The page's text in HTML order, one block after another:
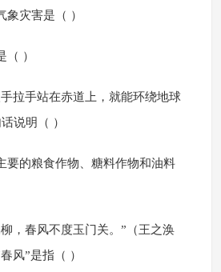
象灾害是（ ）
）
拉手站在赤道上，就能环绕地球
说明（ ）
要的粮食作物、糖料作物和油料
，春风不度玉门关。”（王之涣
风”是指（ ）